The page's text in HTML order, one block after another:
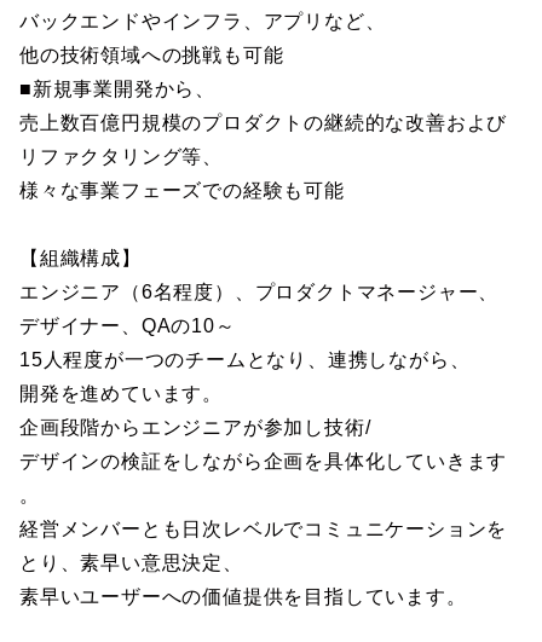
バックエンドやインフラ、アプリなど、
他の技術領域への挑戦も可能
■新規事業開発から、
売上数百億円規模のプロダクトの継続的な改善および
リファクタリング等、
様々な事業フェーズでの経験も可能
【組織構成】
エンジニア（6名程度）、プロダクトマネージャー、
デザイナー、QAの10～
15人程度が一つのチームとなり、連携しながら、
開発を進めています。
企画段階からエンジニアが参加し技術/
デザインの検証をしながら企画を具体化していきます
。
経営メンバーとも日次レベルでコミュニケーションを
とり、素早い意思決定、
素早いユーザーへの価値提供を目指しています。